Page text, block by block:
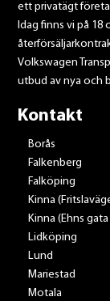
ett privatägt
Idag finns vi på 18
Volkswagen
utbud av nya och
Kontakt
Borås
Falkenberg
Falköping
Kinna
Kinna (Ehns gata
Lidköping
Lund
Mariestad
Motala